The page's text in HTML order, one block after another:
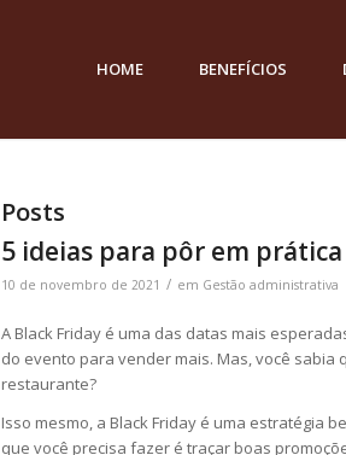
HOME BENEFÍCIOS
Posts
5 ideias para pôr em
10 de novembro de 2021 / em Gestão administrativa
A Black Friday é uma das datas mais
do evento para vender mais. Mas, você
restaurante?
Isso mesmo, a Black Friday é uma estratégia
que você precisa fazer é traçar boas